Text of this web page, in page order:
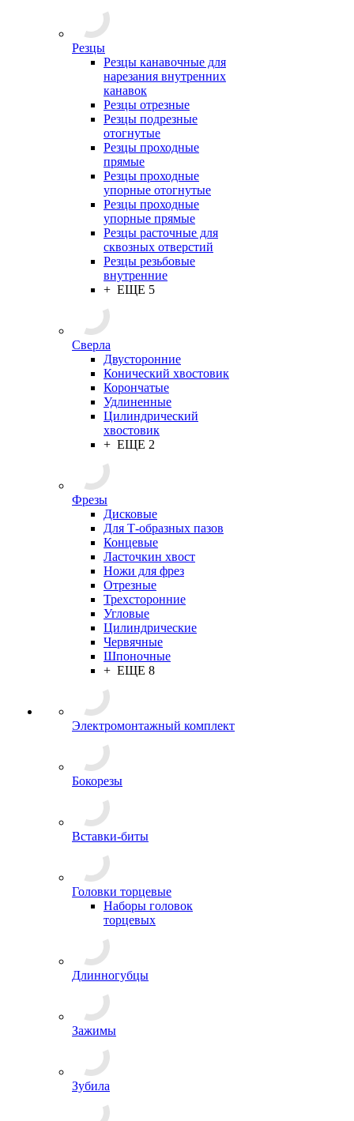
Резцы
Резцы канавочные для
нарезания внутренних
канавок
Резцы отрезные
Резцы подрезные
отогнутые
Резцы проходные
прямые
Резцы проходные
упорные отогнутые
Резцы проходные
упорные прямые
Резцы расточные для
сквозных отверстий
Резцы резьбовые
внутренние
+ ЕЩЕ 5
Сверла
Двусторонние
Конический хвостовик
Корончатые
Удлиненные
Цилиндрический
хвостовик
+ ЕЩЕ 2
Фрезы
Дисковые
Для Т-образных пазов
Концевые
Ласточкин хвост
Ножи для фрез
Отрезные
Трехсторонние
Угловые
Цилиндрические
Червячные
Шпоночные
+ ЕЩЕ 8
Электромонтажный комплект
Бокорезы
Вставки-биты
Головки торцевые
Наборы головок
торцевых
Длинногубцы
Зажимы
Зубила